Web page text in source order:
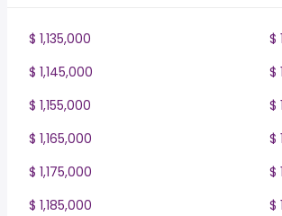
$ 1,135,000
$
$ 1,145,000
$
$ 1,155,000
$
$ 1,165,000
$
$ 1,175,000
$
$ 1,185,000
$